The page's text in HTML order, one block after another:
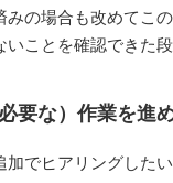
の場合も改めてこ
ことを確認できた
要な）作業を進
でヒアリングした